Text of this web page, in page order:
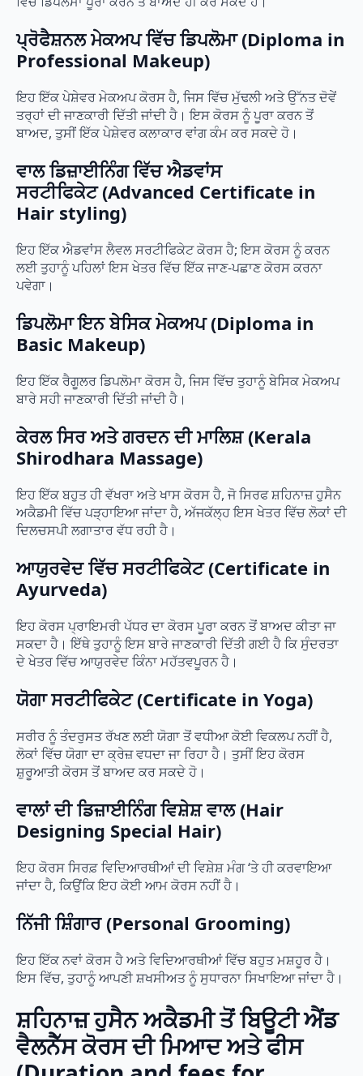
ਪ੍ਰੋਫੈਸ਼ਨਲ ਮੇਕਅਪ ਵਿੱਚ ਡਿਪਲੋਮਾ (Diploma in
Professional Makeup)
ਇਹ ਇੱਕ ਪੇਸ਼ੇਵਰ ਮੇਕਅਪ ਕੋਰਸ ਹੈ, ਜਿਸ ਵਿੱਚ ਮੁੱਢਲੀ ਅਤੇ ਉੱਨਤ ਦੋਵੇਂ
ਤਰ੍ਹਾਂ ਦੀ ਜਾਣਕਾਰੀ ਦਿੱਤੀ ਜਾਂਦੀ ਹੈ। ਇਸ ਕੋਰਸ ਨੂੰ ਪੂਰਾ ਕਰਨ ਤੋਂ
ਬਾਅਦ, ਤੁਸੀਂ ਇੱਕ ਪੇਸ਼ੇਵਰ ਕਲਾਕਾਰ ਵਾਂਗ ਕੰਮ ਕਰ ਸਕਦੇ ਹੋ।
ਵਾਲ ਡਿਜ਼ਾਈਨਿੰਗ ਵਿੱਚ ਐਡਵਾਂਸ
ਸਰਟੀਫਿਕੇਟ (Advanced Certificate in
Hair styling)
ਇਹ ਇੱਕ ਐਡਵਾਂਸ ਲੈਵਲ ਸਰਟੀਫਿਕੇਟ ਕੋਰਸ ਹੈ; ਇਸ ਕੋਰਸ ਨੂੰ ਕਰਨ
ਲਈ ਤੁਹਾਨੂੰ ਪਹਿਲਾਂ ਇਸ ਖੇਤਰ ਵਿੱਚ ਇੱਕ ਜਾਣ-ਪਛਾਣ ਕੋਰਸ ਕਰਨਾ
ਪਵੇਗਾ।
ਡਿਪਲੋਮਾ ਇਨ ਬੇਸਿਕ ਮੇਕਅਪ (Diploma in
Basic Makeup)
ਇਹ ਇੱਕ ਰੈਗੂਲਰ ਡਿਪਲੋਮਾ ਕੋਰਸ ਹੈ, ਜਿਸ ਵਿੱਚ ਤੁਹਾਨੂੰ ਬੇਸਿਕ ਮੇਕਅਪ
ਬਾਰੇ ਸਹੀ ਜਾਣਕਾਰੀ ਦਿੱਤੀ ਜਾਂਦੀ ਹੈ।
ਕੇਰਲ ਸਿਰ ਅਤੇ ਗਰਦਨ ਦੀ ਮਾਲਿਸ਼ (Kerala
Shirodhara Massage)
ਇਹ ਇੱਕ ਬਹੁਤ ਹੀ ਵੱਖਰਾ ਅਤੇ ਖਾਸ ਕੋਰਸ ਹੈ, ਜੋ ਸਿਰਫ ਸ਼ਹਿਨਾਜ਼ ਹੁਸੈਨ
ਅਕੈਡਮੀ ਵਿੱਚ ਪੜ੍ਹਾਇਆ ਜਾਂਦਾ ਹੈ, ਅੱਜਕੱਲ੍ਹ ਇਸ ਖੇਤਰ ਵਿੱਚ ਲੋਕਾਂ ਦੀ
ਦਿਲਚਸਪੀ ਲਗਾਤਾਰ ਵੱਧ ਰਹੀ ਹੈ।
ਆਯੁਰਵੇਦ ਵਿੱਚ ਸਰਟੀਫਿਕੇਟ (Certificate in
Ayurveda)
ਇਹ ਕੋਰਸ ਪ੍ਰਾਇਮਰੀ ਪੱਧਰ ਦਾ ਕੋਰਸ ਪੂਰਾ ਕਰਨ ਤੋਂ ਬਾਅਦ ਕੀਤਾ ਜਾ
ਸਕਦਾ ਹੈ। ਇੱਥੇ ਤੁਹਾਨੂੰ ਇਸ ਬਾਰੇ ਜਾਣਕਾਰੀ ਦਿੱਤੀ ਗਈ ਹੈ ਕਿ ਸੁੰਦਰਤਾ
ਦੇ ਖੇਤਰ ਵਿੱਚ ਆਯੁਰਵੇਦ ਕਿੰਨਾ ਮਹੱਤਵਪੂਰਨ ਹੈ।
ਯੋਗਾ ਸਰਟੀਫਿਕੇਟ (Certificate in Yoga)
ਸਰੀਰ ਨੂੰ ਤੰਦਰੁਸਤ ਰੱਖਣ ਲਈ ਯੋਗਾ ਤੋਂ ਵਧੀਆ ਕੋਈ ਵਿਕਲਪ ਨਹੀਂ ਹੈ,
ਲੋਕਾਂ ਵਿੱਚ ਯੋਗਾ ਦਾ ਕ੍ਰੇਜ਼ ਵਧਦਾ ਜਾ ਰਿਹਾ ਹੈ। ਤੁਸੀਂ ਇਹ ਕੋਰਸ
ਸ਼ੁਰੂਆਤੀ ਕੋਰਸ ਤੋਂ ਬਾਅਦ ਕਰ ਸਕਦੇ ਹੋ।
ਵਾਲਾਂ ਦੀ ਡਿਜ਼ਾਈਨਿੰਗ ਵਿਸ਼ੇਸ਼ ਵਾਲ (Hair
Designing Special Hair)
ਇਹ ਕੋਰਸ ਸਿਰਫ਼ ਵਿਦਿਆਰਥੀਆਂ ਦੀ ਵਿਸ਼ੇਸ਼ ਮੰਗ ‘ਤੇ ਹੀ ਕਰਵਾਇਆ
ਜਾਂਦਾ ਹੈ, ਕਿਉਂਕਿ ਇਹ ਕੋਈ ਆਮ ਕੋਰਸ ਨਹੀਂ ਹੈ।
ਨਿੱਜੀ ਸ਼ਿੰਗਾਰ (Personal Grooming)
ਇਹ ਇੱਕ ਨਵਾਂ ਕੋਰਸ ਹੈ ਅਤੇ ਵਿਦਿਆਰਥੀਆਂ ਵਿੱਚ ਬਹੁਤ ਮਸ਼ਹੂਰ ਹੈ।
ਇਸ ਵਿੱਚ, ਤੁਹਾਨੂੰ ਆਪਣੀ ਸ਼ਖਸੀਅਤ ਨੂੰ ਸੁਧਾਰਨਾ ਸਿਖਾਇਆ ਜਾਂਦਾ ਹੈ।
ਸ਼ਹਿਨਾਜ਼ ਹੁਸੈਨ ਅਕੈਡਮੀ ਤੋਂ ਬਿਊਟੀ ਐਂਡ
ਵੈਲਨੈੱਸ ਕੋਰਸ ਦੀ ਮਿਆਦ ਅਤੇ ਫੀਸ